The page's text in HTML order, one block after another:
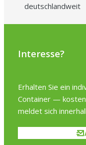
deutschlandweit
Interesse?
Erhalten Sie ein
Container —
meldet sich